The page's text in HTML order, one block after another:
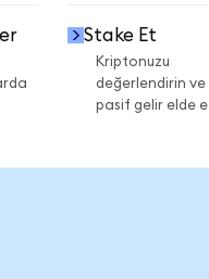
Stake Et
Kriptonuzu
değerlendirin ve
pasif gelir elde